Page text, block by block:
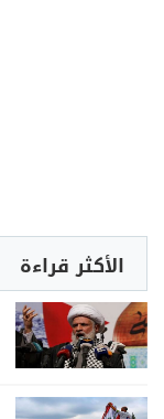
الأكثر قراءة